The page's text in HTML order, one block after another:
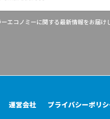
エコノミーに関する最新情報をお届け
運営会社 プライバシーポリシ